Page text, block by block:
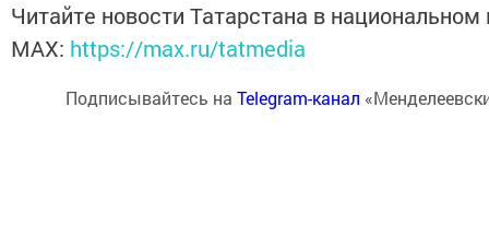
Читайте новости Татарстана в
MАХ: https://max.ru/tatmedia
Подписывайтесь на Telegram-канал